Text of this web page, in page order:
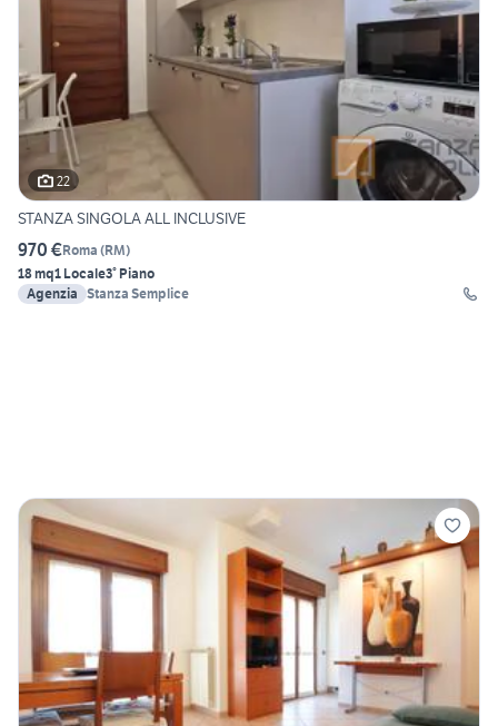
22
STANZA SINGOLA ALL INCLUSIVE
970 €Roma (RM)
18 mq1 Locale3° Piano
Agenzia Stanza Semplice